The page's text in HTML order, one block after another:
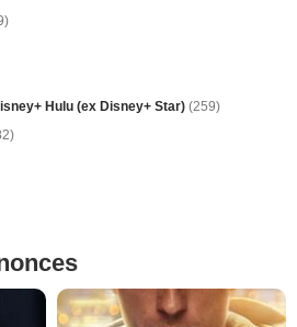
Hulu (ex Disney+ Star) (259)